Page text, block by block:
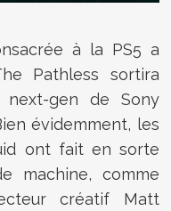
à la PS5 a
Pathless sortira
gen de Sony
évidemment, les
ont fait en sorte
machine, comme
créatif Matt